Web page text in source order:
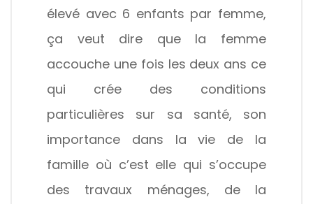
élevé avec 6 enfants par femme,
ça veut dire que la femme
accouche une fois les deux ans ce
qui crée des conditions
particulières sur sa santé, son
importance dans la vie de la
famille où c’est elle qui s’occupe
des travaux ménages, de la